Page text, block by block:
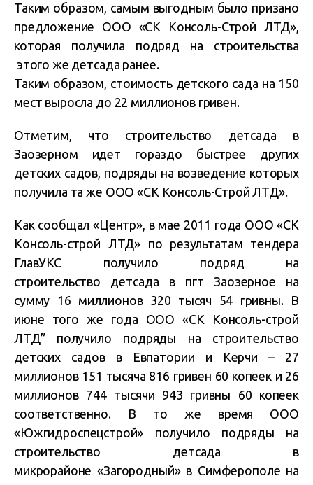
Таким образом, самым выгодным было призано
предложение ООО «СК Консоль-Строй ЛТД»,
которая получила подряд на строительства
этого же детсада ранее.
Таким образом, стоимость детского сада на 150
мест выросла до 22 миллионов гривен.
Отметим, что строительство детсада в
Заозерном идет гораздо быстрее других
детских садов, подряды на возведение которых
получила та же ООО «СК Консоль-Строй ЛТД».
Как сообщал «Центр», в мае 2011 года ООО «СК
Консоль-строй ЛТД» по результатам тендера
ГлавУКС получило подряд на
строительство детсада в пгт Заозерное на
сумму 16 миллионов 320 тысяч 54 гривны. В
июне того же года ООО «СК Консоль-строй
ЛТД” получило подряды на строительство
детских садов в Евпатории и Керчи – 27
миллионов 151 тысяча 816 гривен 60 копеек и 26
миллионов 744 тысячи 943 гривны 60 копеек
соответственно. В то же время ООО
«Южгидроспецстрой» получило подряды на
строительство детсада в
микрорайоне «Загородный» в Симферополе на